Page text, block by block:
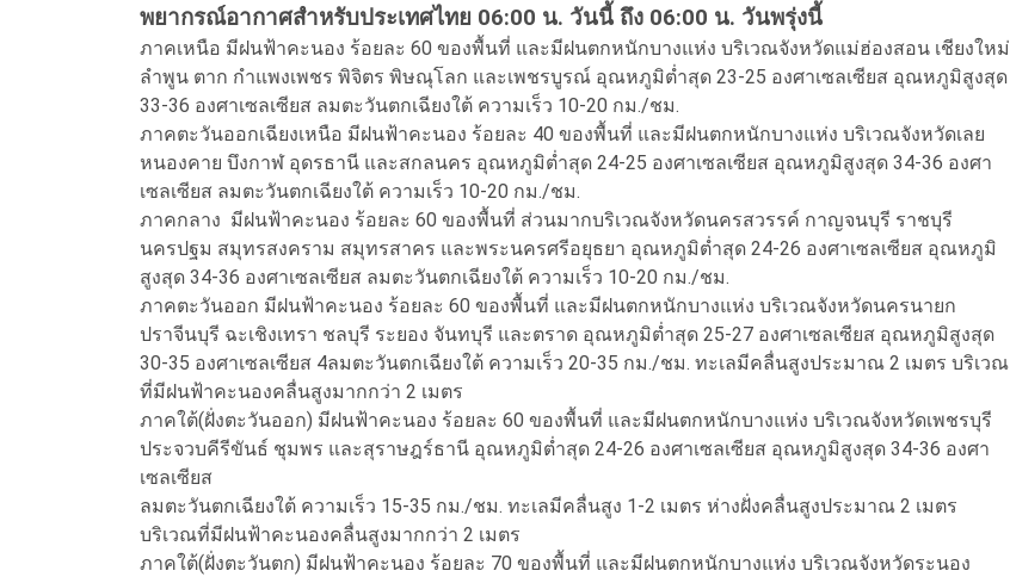
พยากรณ์อากาศสำหรับประเทศไทย 06:00 น. วันนี้ ถึง 06:00 น. วันพรุ่งนี้
ภาคเหนือ มีฝนฟ้าคะนอง ร้อยละ 60 ของพื้นที่ และมีฝนตกหนักบางแห่ง บริเวณจังหวัดแม่ฮ่องสอน เชียงใหม่
ลำพูน ตาก กำแพงเพชร พิจิตร พิษณุโลก และเพชรบูรณ์ อุณหภูมิต่ำสุด 23-25 องศาเซลเซียส อุณหภูมิสูงสุด
33-36 องศาเซลเซียส ลมตะวันตกเฉียงใต้ ความเร็ว 10-20 กม./ชม.
ภาคตะวันออกเฉียงเหนือ มีฝนฟ้าคะนอง ร้อยละ 40 ของพื้นที่ และมีฝนตกหนักบางแห่ง บริเวณจังหวัดเลย
หนองคาย บึงกาฬ อุดรธานี และสกลนคร อุณหภูมิต่ำสุด 24-25 องศาเซลเซียส อุณหภูมิสูงสุด 34-36 องศา
เซลเซียส ลมตะวันตกเฉียงใต้ ความเร็ว 10-20 กม./ชม.
ภาคกลาง มีฝนฟ้าคะนอง ร้อยละ 60 ของพื้นที่ ส่วนมากบริเวณจังหวัดนครสวรรค์ กาญจนบุรี ราชบุรี
นครปฐม สมุทรสงคราม สมุทรสาคร และพระนครศรีอยุธยา อุณหภูมิต่ำสุด 24-26 องศาเซลเซียส อุณหภูมิ
สูงสุด 34-36 องศาเซลเซียส ลมตะวันตกเฉียงใต้ ความเร็ว 10-20 กม./ชม.
ภาคตะวันออก มีฝนฟ้าคะนอง ร้อยละ 60 ของพื้นที่ และมีฝนตกหนักบางแห่ง บริเวณจังหวัดนครนายก
ปราจีนบุรี ฉะเชิงเทรา ชลบุรี ระยอง จันทบุรี และตราด อุณหภูมิต่ำสุด 25-27 องศาเซลเซียส อุณหภูมิสูงสุด
30-35 องศาเซลเซียส 4ลมตะวันตกเฉียงใต้ ความเร็ว 20-35 กม./ชม. ทะเลมีคลื่นสูงประมาณ 2 เมตร บริเวณ
ที่มีฝนฟ้าคะนองคลื่นสูงมากกว่า 2 เมตร
ภาคใต้(ฝั่งตะวันออก) มีฝนฟ้าคะนอง ร้อยละ 60 ของพื้นที่ และมีฝนตกหนักบางแห่ง บริเวณจังหวัดเพชรบุรี
ประจวบคีรีขันธ์ ชุมพร และสุราษฎร์ธานี อุณหภูมิต่ำสุด 24-26 องศาเซลเซียส อุณหภูมิสูงสุด 34-36 องศา
เซลเซียส
ลมตะวันตกเฉียงใต้ ความเร็ว 15-35 กม./ชม. ทะเลมีคลื่นสูง 1-2 เมตร ห่างฝั่งคลื่นสูงประมาณ 2 เมตร
บริเวณที่มีฝนฟ้าคะนองคลื่นสูงมากกว่า 2 เมตร
ภาคใต้(ฝั่งตะวันตก) มีฝนฟ้าคะนอง ร้อยละ 70 ของพื้นที่ และมีฝนตกหนักบางแห่ง บริเวณจังหวัดระนอง